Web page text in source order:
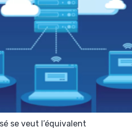
se veut l’équivalent